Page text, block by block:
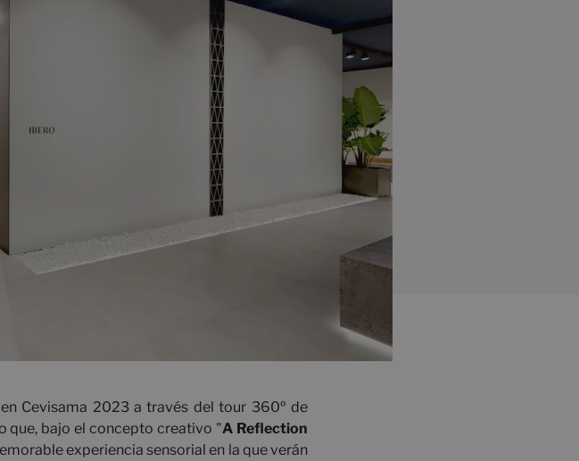
Cevisama 2023 a través del tour 360º de
que, bajo el concepto creativo "A Reflection
experiencia sensorial en la que verán